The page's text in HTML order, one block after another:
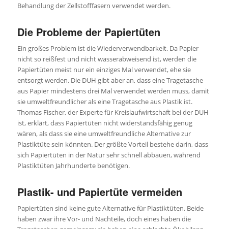
Behandlung der Zellstofffasern verwendet werden.
Die Probleme der Papiertüten
Ein großes Problem ist die Wiederverwendbarkeit. Da Papier
nicht so reißfest und nicht wasserabweisend ist, werden die
Papiertüten meist nur ein einziges Mal verwendet, ehe sie
entsorgt werden. Die DUH gibt aber an, dass eine Tragetasche
aus Papier mindestens drei Mal verwendet werden muss, damit
sie umweltfreundlicher als eine Tragetasche aus Plastik ist.
Thomas Fischer, der Experte für Kreislaufwirtschaft bei der DUH
ist, erklärt, dass Papiertüten nicht widerstandsfähig genug
wären, als dass sie eine umweltfreundliche Alternative zur
Plastiktüte sein könnten. Der größte Vorteil bestehe darin, dass
sich Papiertüten in der Natur sehr schnell abbauen, während
Plastiktüten Jahrhunderte benötigen.
Plastik- und Papiertüte vermeiden
Papiertüten sind keine gute Alternative für Plastiktüten. Beide
haben zwar ihre Vor- und Nachteile, doch eines haben die